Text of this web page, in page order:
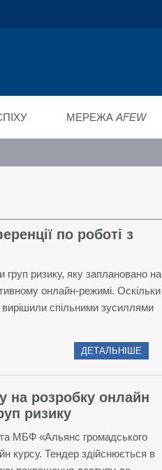
МЕРЕЖА AFEW
по роботі з
груп ризику, яку заплановано на
онлайн-режимі. Оскільки
спільними зусиллями
ДЕТАЛЬНІШЕ
на розробку онлайн
ризику
МБФ «Альянс громадського
курсу. Тендер здійснюється в